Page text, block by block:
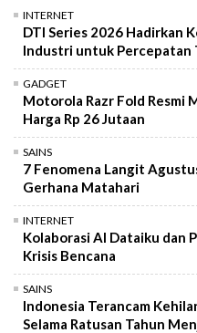
INTERNET
DTI Series 2026 Hadirkan
Industri untuk Percepatan
GADGET
Motorola Razr Fold Resmi
Harga Rp 26 Jutaan
SAINS
7 Fenomena Langit
Gerhana Matahari
INTERNET
Kolaborasi AI Dataiku dan
Krisis Bencana
SAINS
Indonesia Terancam
Selama Ratusan Tahun